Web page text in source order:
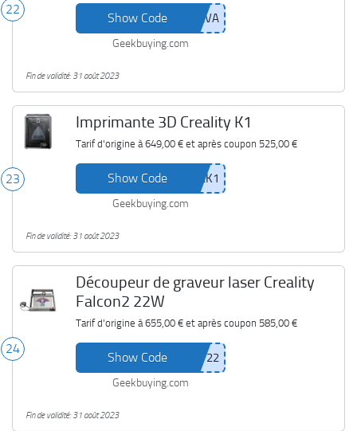
22
Show Code
Geekbuying.com
Fin de validité: 31 août 2023
23
Imprimante 3D Creality K1
Tarif d'origine à649,00 €et après coupon 525,00 €
Show Code
Geekbuying.com
Fin de validité: 31 août 2023
24
Découpeur de graveur laser Creality
Falcon2 22W
Tarif d'origine à655,00 €et après coupon 585,00 €
Show Code
Geekbuying.com
Fin de validité: 31 août 2023